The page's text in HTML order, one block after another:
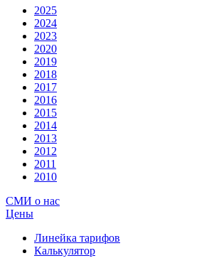
2025
2024
2023
2020
2019
2018
2017
2016
2015
2014
2013
2012
2011
2010
СМИ о нас
Цены
Линейка тарифов
Калькулятор